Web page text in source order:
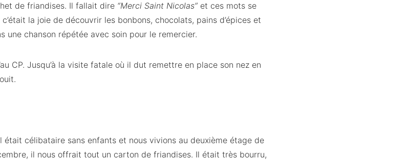
de friandises. Il fallait dire “Merci Saint Nicolas” et ces mots se
la joie de découvrir les bonbons, chocolats, pains d’épices et
une chanson répétée avec soin pour le remercier.
CP. Jusqu’à la visite fatale où il dut remettre en place son nez en
était célibataire sans enfants et nous vivions au deuxième étage de
il nous offrait tout un carton de friandises. Il était très bourru,